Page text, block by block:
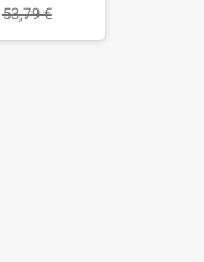
53,79 €